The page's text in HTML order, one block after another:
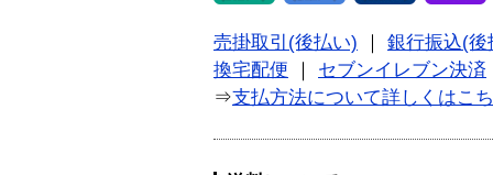
売掛取引(後払い)
銀行振込(後
換宅配便
セブンイレブン決済
⇒支払方法について詳しくはこ